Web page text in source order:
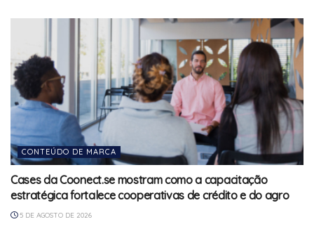
CONTEÚDO DE MARCA
Cases da Coonect.se mostram como a capacitação
estratégica fortalece cooperativas de crédito e do agro
5 DE AGOSTO DE 2026